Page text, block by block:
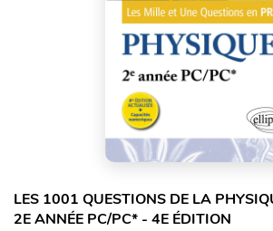
LES 1001 QUESTIONS DE LA
2E ANNÉE PC/PC* - 4E ÉDITION